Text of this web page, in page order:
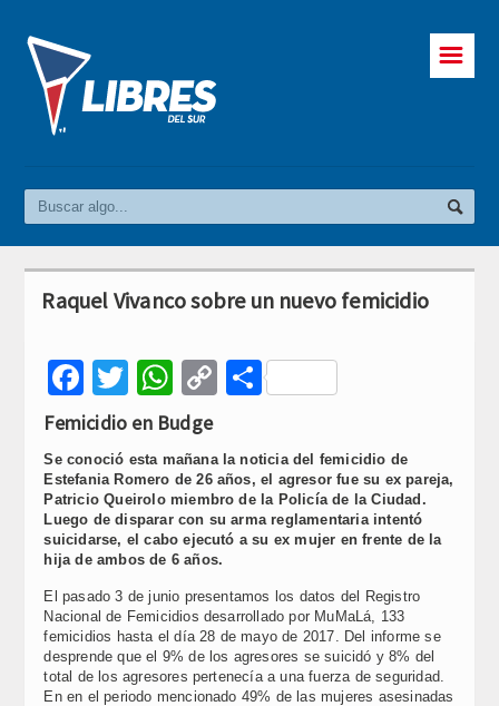
☰
Raquel Vivanco sobre un nuevo femicidio
Facebook
Twitter
WhatsApp
CopyCompartir
Femicidio en Budge
Se conoció esta mañana la noticia del femicidio de
Estefania Romero de 26 años, el agresor fue su ex pareja,
Patricio Queirolo miembro de la Policía de la Ciudad.
Luego de disparar con su arma reglamentaria intentó
suicidarse, el cabo ejecutó a su ex mujer en frente de la
hija de ambos de 6 años.
El pasado 3 de junio presentamos los datos del Registro
Nacional de Femicidios desarrollado por MuMaLá, 133
femicidios hasta el día 28 de mayo de 2017. Del informe se
desprende que el 9% de los agresores se suicidó y 8% del
total de los agresores pertenecía a una fuerza de seguridad.
En en el periodo mencionado 49% de las mujeres asesinadas